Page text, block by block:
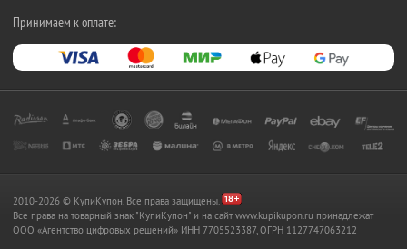
Принимаем к оплате:
2010-2026 © КупиКупон. Все права защищены.
Все права на товарный знак "КупиКупон" и на сайт www.kupikupon.ru принадлежат
OOO «Агентство цифровых решений» ИНН 7705523387, ОГРН 1127747063212